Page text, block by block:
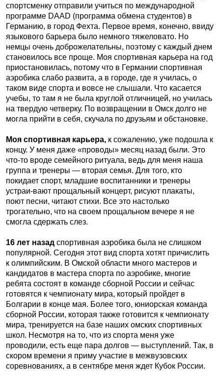
спортсменку отправили учиться по международной
программе DAAD (программа обмена студентов) в
Германию, в город Фехта. Первое время, конечно, ввиду
языкового барьера было немного тяжеловато. Но
немцы очень доброжелательны, поэтому с каждый днем
становилось все проще. Моя спортивная карьера на год
приостановилась, потому что в Германии спортивная
аэробика слабо развита, а в городе, где я училась, о
таком виде спорта и вовсе не слышали. Что касается
учебы, то там я не была круглой отличницей, но училась
на твердую четверку. По возвращении в Омск долго не
могла прийти в себя, скучала по друзьям и обстановке.
Моя спортивная карьера, к сожалению, уже подошла к
концу. У меня даже «проводы» месяц назад были. Это
что-то вроде семейного ритуала, ведь для меня наша
группа и тренеры — вторая семья. Для того, кто
покидает спорт, младшие воспитанники и тренеры
устраи-вают прощальный концерт, рисуют плакаты,
поют песни, читают стихи. Все это настолько
трогательно, что на своем прощальном вечере я не
смогла сдержать слез.
16 лет назад спортивная аэробика была не слишком
популярной. Сегодня этот вид спорта хотят причислить
к олимпийским. В Омской области много мастеров и
кандидатов в мастера спорта по аэробике, многие
ребята состоят в команде сборной России и сейчас
готовятся к чемпионату мира, который пройдет в
Болгарии в конце мая. Более того, юниорская команда
сборной России, которая также готовится к чемпионату
мира, тренируется на базе наших омских спортивных
школ. Несмотря на то, что из спорта меня уже
проводили, есть еще пара долгов — выступлений. Так, в
скором времени я приму участие в межвузовских
соревнованиях, а в сентябре меня ждет Кубок России.